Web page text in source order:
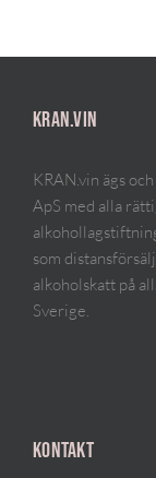
KRAN.VIN
KRAN.vin ägs
ApS med alla
som
alkoholskatt på
Sverige.
KONTAKT